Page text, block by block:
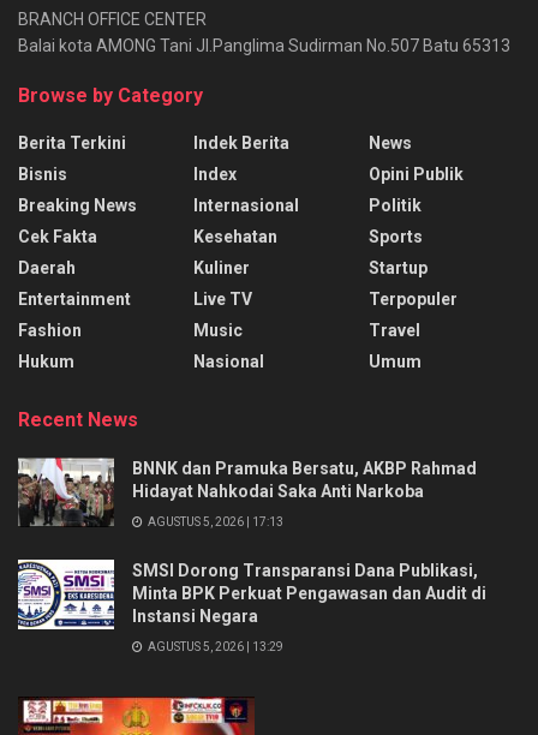
BRANCH OFFICE CENTER
Balai kota AMONG Tani Jl.Panglima Sudirman No.507 Batu 65313
Browse by Category
Berita Terkini
Bisnis
Breaking News
Cek Fakta
Daerah
Entertainment
Fashion
Hukum
Indek Berita
Index
Internasional
Kesehatan
Kuliner
Live TV
Music
Nasional
News
Opini Publik
Politik
Sports
Startup
Terpopuler
Travel
Umum
Recent News
BNNK dan Pramuka Bersatu, AKBP Rahmad
Hidayat Nahkodai Saka Anti Narkoba
AGUSTUS 5, 2026 | 17:13
SMSI Dorong Transparansi Dana Publikasi,
Minta BPK Perkuat Pengawasan dan Audit di
Instansi Negara
AGUSTUS 5, 2026 | 13:29